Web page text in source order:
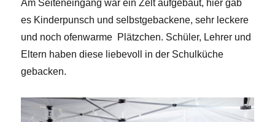
Am Seiteneingang war ein Zelt aufgebaut, hier gab
es Kinderpunsch und selbstgebackene, sehr leckere
und noch ofenwarme Plätzchen. Schüler, Lehrer und
Eltern haben diese liebevoll in der Schulküche
gebacken.